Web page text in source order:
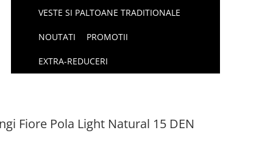
VESTE SI PALTOANE TRADITIONALE
NOUTATI PROMOTII
EXTRA-REDUCERI
Fiore Pola Light Natural 15 DEN